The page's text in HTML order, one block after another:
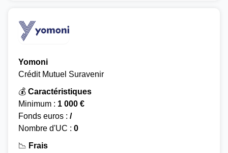
Yomoni
Crédit Mutuel Suravenir
💰 Caractéristiques
Minimum : 1 000 €
Fonds euros : /
Nombre d'UC : 0
📉 Frais